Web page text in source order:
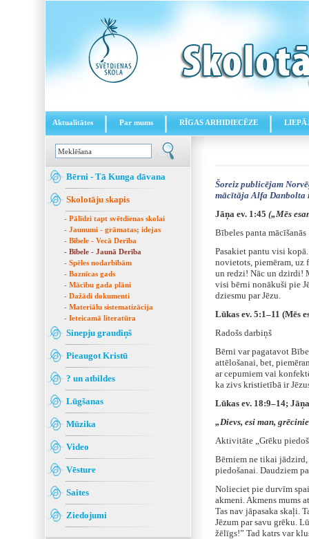
Aktualitātes Par mums RĪGAS ARHIDIECĒZE
Bērni - Tā Kunga dāvana
Skolotāju skapis
- Pālīdzi tapt svētdienas skolai
- Jaunumi - grāmatas; idejas
- Bībele - Vecā Derība
- Bībele - Jaunā Derība
- Spēles nodarbībām
- Baznīcas gads
- Mācību gada plāni
- Dažādi dokumenti
- Materiālu sistematizācija
- Ieteicamā literatūra
Sinepju graudiņš
Pieaugot Kristū
? un atbildes
Lūgšanas
Mūzika
Video
Vēsture
Saites
Ziedojumi
Šoreiz publicējam
mācītāja Alfa Danbolta
Jāņa ev. 1:45 („Mēs
Bībeles panta mācīšanās
Pasakiet pantu visi
novietots, piemēram, uz
un redzi! Nāc un dzirdi!
visi bērni nonākuši pie
dziesmu par Jēzu.
Lūkas ev. 5:1–11 (Mēs
Radošs darbiņš
Bērni var pagatavot
attēlošanai, bet,
ar cepumiem vai
ka zivs kristietībā ir
Lūkas ev. 18:9–14;
„Dievs, esi man,
Aktivitāte „Grēku
Bērniem ne tikai
piedošanai. Daudziem
Nolieciet pie durvīm
akmeni. Akmens mums
Tas nav jāpasaka skaļi.
Jēzum par savu grēku.
žēlīgs!” Tad katrs var